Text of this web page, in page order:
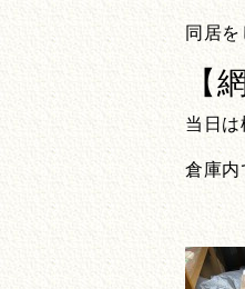
同居
【
当日は
倉庫